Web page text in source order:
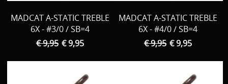
MADCAT A-STATIC TREBLE
6X - #3/0 / SB=4
€ 9,95 € 9,95
MADCAT A-STATIC TREBLE
6X - #4/0 / SB=4
€ 9,95 € 9,95